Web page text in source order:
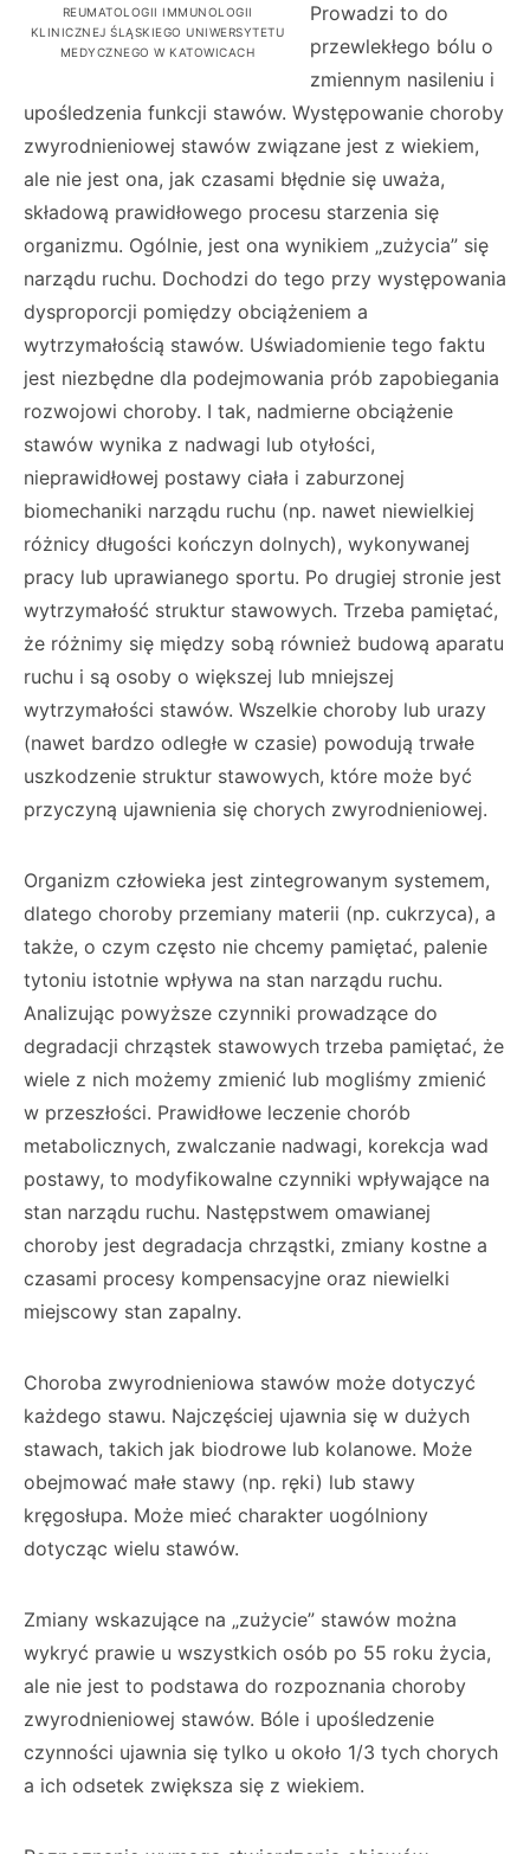
REUMATOLOGII IMMUNOLOGII
KLINICZNEJ ŚLĄSKIEGO UNIWERSYTETU
MEDYCZNEGO W KATOWICACH
Prowadzi to do
przewlekłego bólu o
zmiennym nasileniu i
upośledzenia funkcji stawów. Występowanie choroby
zwyrodnieniowej stawów związane jest z wiekiem,
ale nie jest ona, jak czasami błędnie się uważa,
składową prawidłowego procesu starzenia się
organizmu. Ogólnie, jest ona wynikiem „zużycia” się
narządu ruchu. Dochodzi do tego przy występowania
dysproporcji pomiędzy obciążeniem a
wytrzymałością stawów. Uświadomienie tego faktu
jest niezbędne dla podejmowania prób zapobiegania
rozwojowi choroby. I tak, nadmierne obciążenie
stawów wynika z nadwagi lub otyłości,
nieprawidłowej postawy ciała i zaburzonej
biomechaniki narządu ruchu (np. nawet niewielkiej
różnicy długości kończyn dolnych), wykonywanej
pracy lub uprawianego sportu. Po drugiej stronie jest
wytrzymałość struktur stawowych. Trzeba pamiętać,
że różnimy się między sobą również budową aparatu
ruchu i są osoby o większej lub mniejszej
wytrzymałości stawów. Wszelkie choroby lub urazy
(nawet bardzo odległe w czasie) powodują trwałe
uszkodzenie struktur stawowych, które może być
przyczyną ujawnienia się chorych zwyrodnieniowej.
Organizm człowieka jest zintegrowanym systemem,
dlatego choroby przemiany materii (np. cukrzyca), a
także, o czym często nie chcemy pamiętać, palenie
tytoniu istotnie wpływa na stan narządu ruchu.
Analizując powyższe czynniki prowadzące do
degradacji chrząstek stawowych trzeba pamiętać, że
wiele z nich możemy zmienić lub mogliśmy zmienić
w przeszłości. Prawidłowe leczenie chorób
metabolicznych, zwalczanie nadwagi, korekcja wad
postawy, to modyfikowalne czynniki wpływające na
stan narządu ruchu. Następstwem omawianej
choroby jest degradacja chrząstki, zmiany kostne a
czasami procesy kompensacyjne oraz niewielki
miejscowy stan zapalny.
Choroba zwyrodnieniowa stawów może dotyczyć
każdego stawu. Najczęściej ujawnia się w dużych
stawach, takich jak biodrowe lub kolanowe. Może
obejmować małe stawy (np. ręki) lub stawy
kręgosłupa. Może mieć charakter uogólniony
dotycząc wielu stawów.
Zmiany wskazujące na „zużycie” stawów można
wykryć prawie u wszystkich osób po 55 roku życia,
ale nie jest to podstawa do rozpoznania choroby
zwyrodnieniowej stawów. Bóle i upośledzenie
czynności ujawnia się tylko u około 1/3 tych chorych
a ich odsetek zwiększa się z wiekiem.